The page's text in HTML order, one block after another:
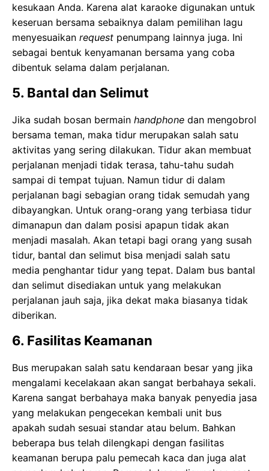
kesukaan Anda. Karena alat karaoke digunakan untuk
keseruan bersama sebaiknya dalam pemilihan lagu
menyesuaikan request penumpang lainnya juga. Ini
sebagai bentuk kenyamanan bersama yang coba
dibentuk selama dalam perjalanan.
5. Bantal dan Selimut
Jika sudah bosan bermain handphone dan mengobrol
bersama teman, maka tidur merupakan salah satu
aktivitas yang sering dilakukan. Tidur akan membuat
perjalanan menjadi tidak terasa, tahu-tahu sudah
sampai di tempat tujuan. Namun tidur di dalam
perjalanan bagi sebagian orang tidak semudah yang
dibayangkan. Untuk orang-orang yang terbiasa tidur
dimanapun dan dalam posisi apapun tidak akan
menjadi masalah. Akan tetapi bagi orang yang susah
tidur, bantal dan selimut bisa menjadi salah satu
media penghantar tidur yang tepat. Dalam bus bantal
dan selimut disediakan untuk yang melakukan
perjalanan jauh saja, jika dekat maka biasanya tidak
diberikan.
6. Fasilitas Keamanan
Bus merupakan salah satu kendaraan besar yang jika
mengalami kecelakaan akan sangat berbahaya sekali.
Karena sangat berbahaya maka banyak penyedia jasa
yang melakukan pengecekan kembali unit bus
apakah sudah sesuai standar atau belum. Bahkan
beberapa bus telah dilengkapi dengan fasilitas
keamanan berupa palu pemecah kaca dan juga alat